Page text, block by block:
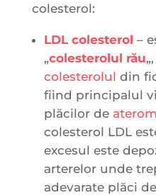
colesterol:
LDL colesterol –
„colesterolul rău
colesterolul din
fiind principalul
plăcilor de aterom
colesterol LDL
excesul este
arterelor unde
adevarate plăci